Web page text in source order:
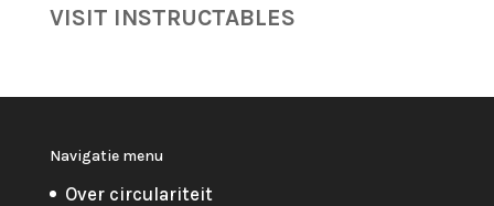
VISIT INSTRUCTABLES
Navigatie menu
Over circulariteit